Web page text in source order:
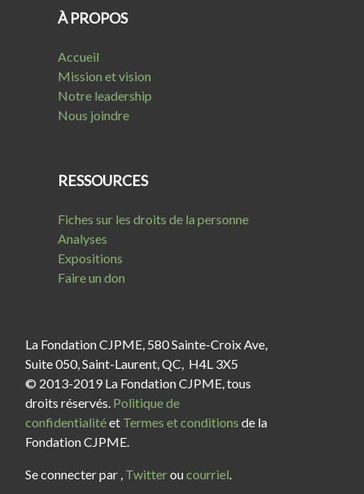
À PROPOS
Accueil
Mission et vision
Notre leadership
Nous joindre
RESSOURCES
Fiches sur les droits de la personne
Analyses
Expositions
Faire un don
La Fondation CJPME, 580 Sainte-Croix Ave,
Suite 050, Saint-Laurent, QC, H4L 3X5
© 2013-2019 La Fondation CJPME, tous
droits réservés. Politique de
confidentialitéet Termes et conditions de la
Fondation CJPME.
Se connecter par , Twitteroucourriel.